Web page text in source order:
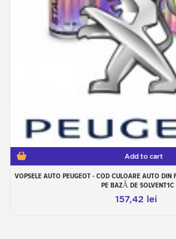
Add to cart
VOPSELE AUTO PEUGEOT - COD CULOARE AUTO DIN
PE BAZĂ DE SOLVENT1C
157,42 lei